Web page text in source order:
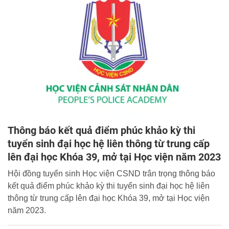
Thông báo kết quả điểm phúc khảo kỳ thi
tuyển sinh đại học hệ liên thông từ trung cấp
lên đại học Khóa 39, mở tại Học viện năm 2023
Hội đồng tuyển sinh Học viện CSND trân trọng thông báo
kết quả điểm phúc khảo kỳ thi tuyển sinh đại học hệ liên
thông từ trung cấp lên đại học Khóa 39, mở tại Học viện
năm 2023.